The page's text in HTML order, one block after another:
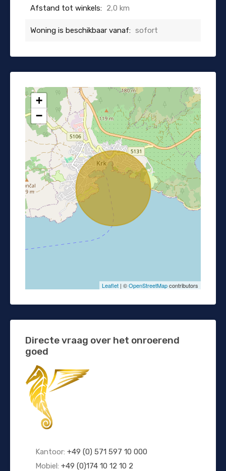
Afstand tot winkels: 2,0 km
Woning is beschikbaar vanaf: sofort
+
−
Leaflet | ©OpenStreetMapcontributors
Directe vraag over het onroerend
goed
Kantoor: +49 (0) 571 597 10 000
Mobiel: +49 (0)174 10 12 10 2